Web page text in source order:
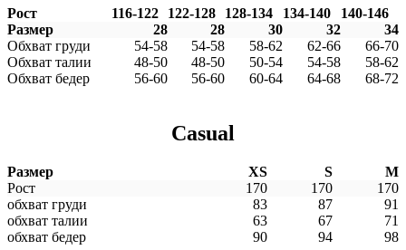
Рост 116-122 122-128 128-134 134-140
140-146
Размер
28 28 30 32
34
Обхват груди
54-58 54-58 58-62 62-66
66-70
Обхват талии
48-50 48-50 50-54 54-58
58-62
Обхват бедер
56-60 56-60 60-64 64-68 68-72
Casual
Размер XS S
M
Рост
170 170
170
обхват груди
83 87
91
обхват талии
63 67
71
обхват бедер
90 94 98